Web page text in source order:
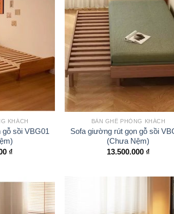
KHÁCH
sồi VBG01
₫
BÀN GHẾ PHÒNG KHÁCH
Sofa giường rút gọn gỗ sồi
(Chưa Nệm)
13.500.000 ₫